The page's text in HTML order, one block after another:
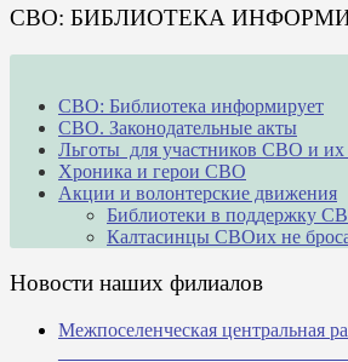
СВО: БИБЛИОТЕКА
СВО: Библиотека информирует
СВО. Законодательные акты
Льготы для участников СВО и их
Хроника и герои СВО
Акции и волонтерские движения
Библиотеки в поддержку
Калтасинцы СВОих не
Новости наших филиалов
Межпоселенческая центральная